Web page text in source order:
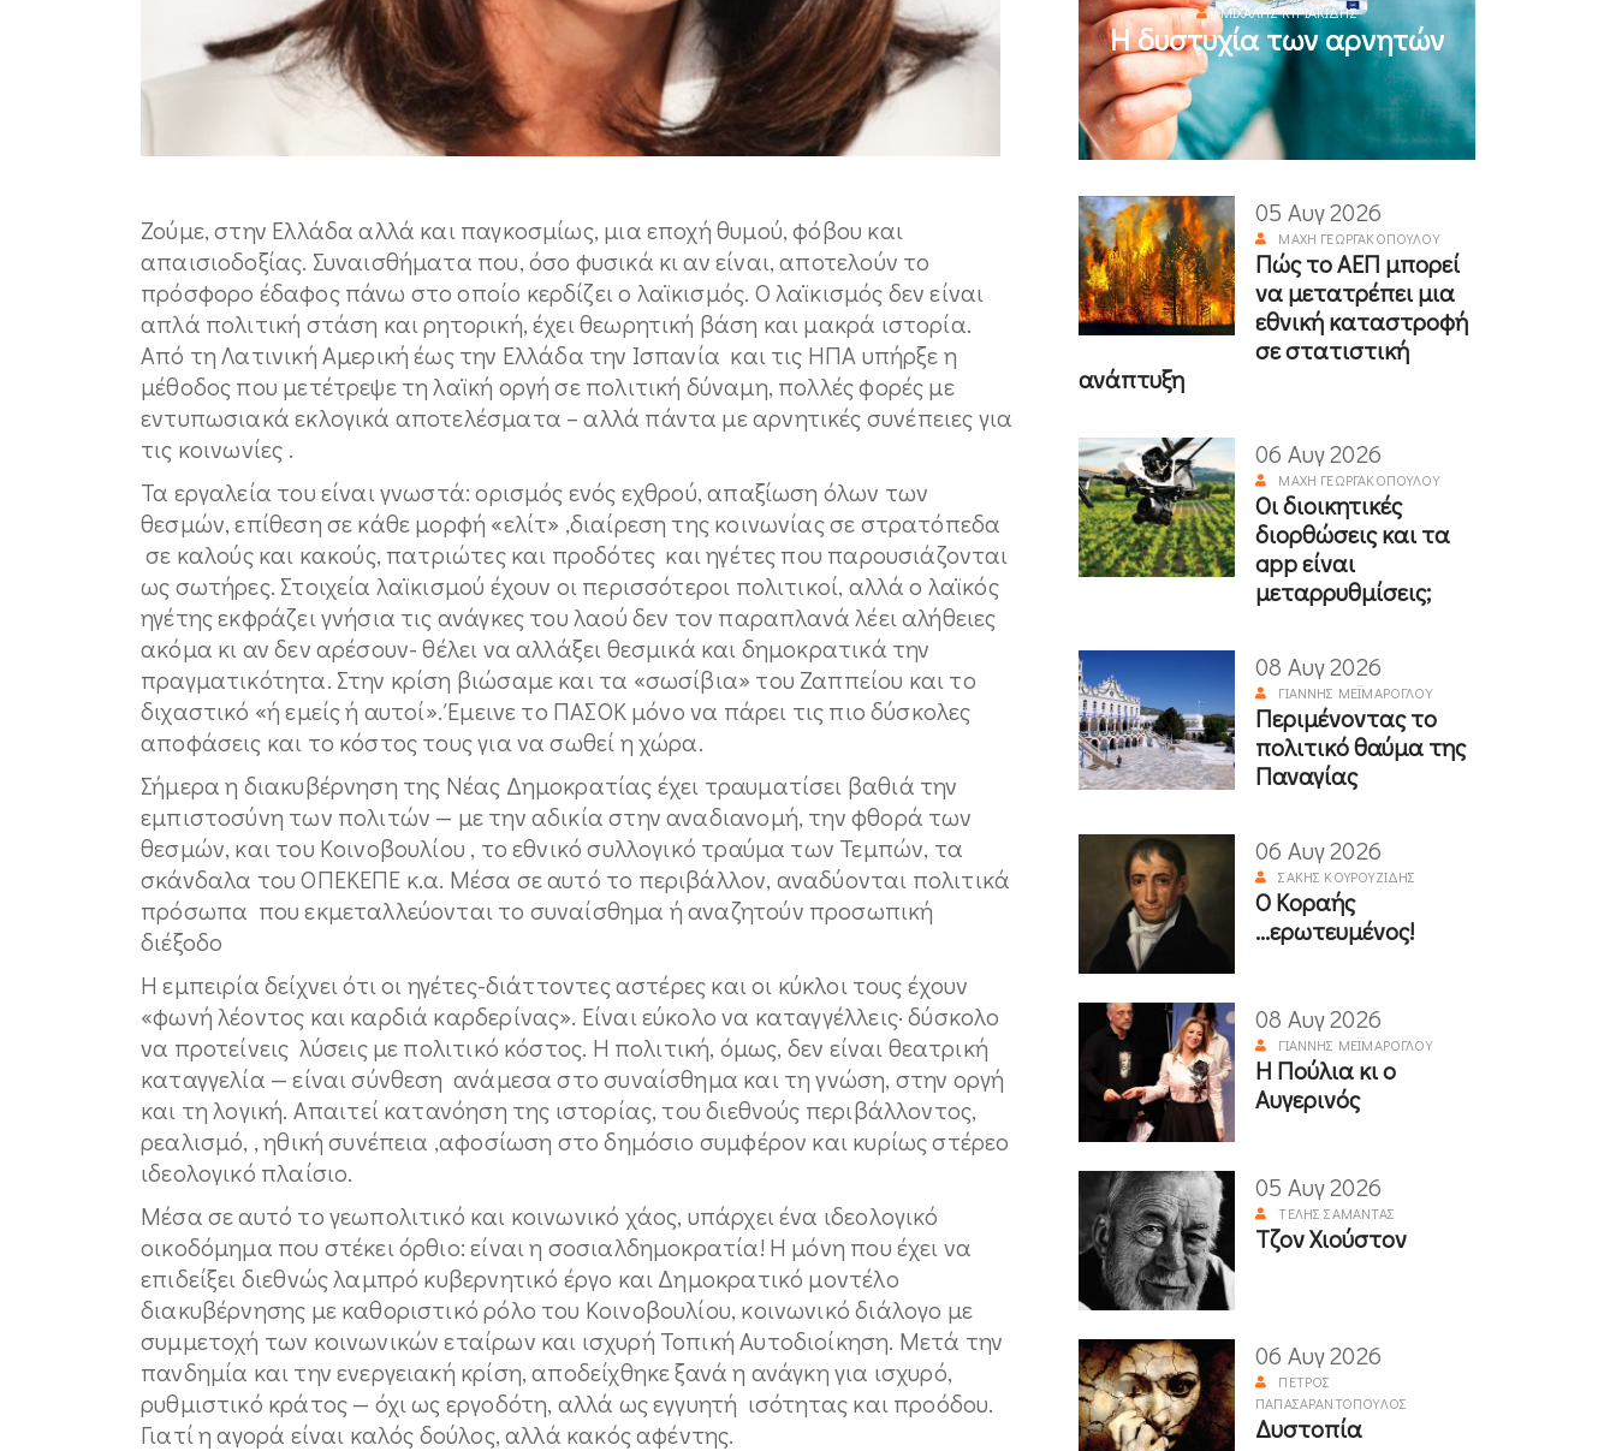
Ζούμε, στην Ελλάδα αλλά και παγκοσμίως, μια εποχή θυμού, φόβου και
απαισιοδοξίας. Συναισθήματα που, όσο φυσικά κι αν είναι, αποτελούν το
πρόσφορο έδαφος πάνω στο οποίο κερδίζει ο λαϊκισμός. Ο λαϊκισμός δεν είναι
απλά πολιτική στάση και ρητορική, έχει θεωρητική βάση και μακρά ιστορία.
Από τη Λατινική Αμερική έως την Ελλάδα την Ισπανία και τις ΗΠΑ υπήρξε η
μέθοδος που μετέτρεψε τη λαϊκή οργή σε πολιτική δύναμη, πολλές φορές με
εντυπωσιακά εκλογικά αποτελέσματα – αλλά πάντα με αρνητικές συνέπειες για
τις κοινωνίες .
Τα εργαλεία του είναι γνωστά: ορισμός ενός εχθρού, απαξίωση όλων των
θεσμών, επίθεση σε κάθε μορφή «ελίτ» ,διαίρεση της κοινωνίας σε στρατόπεδα
σε καλούς και κακούς, πατριώτες και προδότες και ηγέτες που παρουσιάζονται
ως σωτήρες. Στοιχεία λαϊκισμού έχουν οι περισσότεροι πολιτικοί, αλλά ο λαϊκός
ηγέτης εκφράζει γνήσια τις ανάγκες του λαού δεν τον παραπλανά λέει αλήθειες
ακόμα κι αν δεν αρέσουν- θέλει να αλλάξει θεσμικά και δημοκρατικά την
πραγματικότητα. Στην κρίση βιώσαμε και τα «σωσίβια» του Ζαππείου και το
διχαστικό «ή εμείς ή αυτοί». Έμεινε το ΠΑΣΟΚ μόνο να πάρει τις πιο δύσκολες
αποφάσεις και το κόστος τους για να σωθεί η χώρα.
Σήμερα η διακυβέρνηση της Νέας Δημοκρατίας έχει τραυματίσει βαθιά την
εμπιστοσύνη των πολιτών — με την αδικία στην αναδιανομή, την φθορά των
θεσμών, και του Κοινοβουλίου , το εθνικό συλλογικό τραύμα των Τεμπών, τα
σκάνδαλα του ΟΠΕΚΕΠΕ κ.α. Μέσα σε αυτό το περιβάλλον, αναδύονται πολιτικά
πρόσωπα που εκμεταλλεύονται το συναίσθημα ή αναζητούν προσωπική
διέξοδο
Η εμπειρία δείχνει ότι οι ηγέτες-διάττοντες αστέρες και οι κύκλοι τους έχουν
«φωνή λέοντος και καρδιά καρδερίνας». Είναι εύκολο να καταγγέλλεις· δύσκολο
να προτείνεις λύσεις με πολιτικό κόστος. Η πολιτική, όμως, δεν είναι θεατρική
καταγγελία — είναι σύνθεση ανάμεσα στο συναίσθημα και τη γνώση, στην οργή
και τη λογική. Απαιτεί κατανόηση της ιστορίας, του διεθνούς περιβάλλοντος,
ρεαλισμό, , ηθική συνέπεια ,αφοσίωση στο δημόσιο συμφέρον και κυρίως στέρεο
ιδεολογικό πλαίσιο.
Μέσα σε αυτό το γεωπολιτικό και κοινωνικό χάος, υπάρχει ένα ιδεολογικό
οικοδόμημα που στέκει όρθιο: είναι η σοσιαλδημοκρατία! Η μόνη που έχει να
επιδείξει διεθνώς λαμπρό κυβερνητικό έργο και Δημοκρατικό μοντέλο
διακυβέρνησης με καθοριστικό ρόλο του Κοινοβουλίου, κοινωνικό διάλογο με
συμμετοχή των κοινωνικών εταίρων και ισχυρή Τοπική Αυτοδιοίκηση. Μετά την
πανδημία και την ενεργειακή κρίση, αποδείχθηκε ξανά η ανάγκη για ισχυρό,
ρυθμιστικό κράτος — όχι ως εργοδότη, αλλά ως εγγυητή ισότητας και προόδου.
Γιατί η αγορά είναι καλός δούλος, αλλά κακός αφέντης.
ΜΙΧΆΛΗΣ ΚΥΡΙΑΚΊΔΗΣ
Η δυστυχία των αρνητών
05 Αυγ 2026
ΜΆΧΗ ΓΕΩΡΓΑΚΟΠΟΎΛΟΥ
Πώς το ΑΕΠ μπορεί
να μετατρέπει μια
εθνική καταστροφή
σε στατιστική
ανάπτυξη
06 Αυγ 2026
ΜΆΧΗ ΓΕΩΡΓΑΚΟΠΟΎΛΟΥ
Οι διοικητικές
διορθώσεις και τα
app είναι
μεταρρυθμίσεις;
08 Αυγ 2026
ΓΙΆΝΝΗΣ ΜΕΪΜΆΡΟΓΛΟΥ
Περιμένοντας το
πολιτικό θαύμα της
Παναγίας
06 Αυγ 2026
ΣΆΚΗΣ ΚΟΥΡΟΥΖΊΔΗΣ
Ο Κοραής
...ερωτευμένος!
08 Αυγ 2026
ΓΙΆΝΝΗΣ ΜΕΪΜΆΡΟΓΛΟΥ
Η Πούλια κι ο
Αυγερινός
05 Αυγ 2026
ΤΈΛΗΣ ΣΑΜΑΝΤΆΣ
Τζον Χιούστον
06 Αυγ 2026
ΠΈΤΡΟΣ
ΠΑΠΑΣΑΡΑΝΤΌΠΟΥΛΟΣ
Δυστοπία